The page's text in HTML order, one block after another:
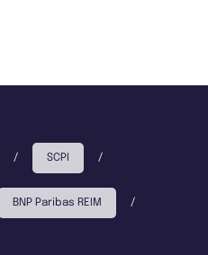
/ SCPI /
BNP Paribas REIM /